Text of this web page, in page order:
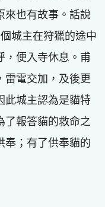
來也有故事。話說
個城主在狩獵的途中
，便入寺休息。甫
雷電交加，及後更
此城主認為是貓特
了報答貓的救命之
奉；有了供奉貓的